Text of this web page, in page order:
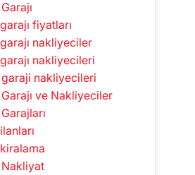
fiyatları
nakliyeciler
nakliyecileri
nakliyecileri
ve Nakliyeciler